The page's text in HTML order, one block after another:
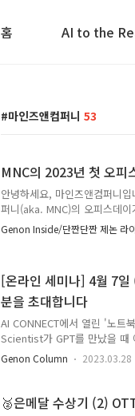
홈 AI to the
마인즈앤컴퍼니 53
MNC의 2023년 첫 오피
안녕하세요, 마인즈앤컴퍼니
퍼니(aka. MNC)의 오피스데
러분들께 살짝 공개합니다👀
직원이 한 자리에 모여 회사
하는 일은 더 많고 다양해졌
Genon Inside/단짠단짠 제논 라
[온라인 세미나] 4월 7
분을 초대합니다
AI CONNECT에서 열린 '노트
Scientist가 GPT를 만났을 때
월 7일 당일 오전 AI Connect
테크놀로지스 이사(COO) |
Genon Column 2023.03.28
🥈은메달 수상기 (2)